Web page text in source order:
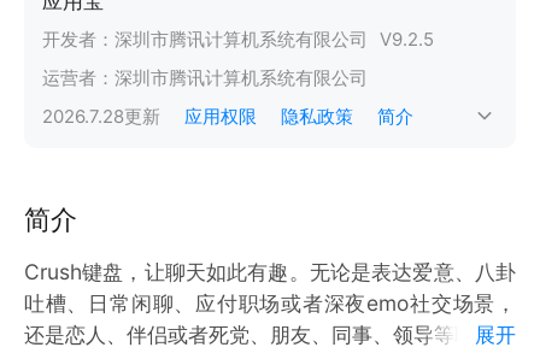
开发者： 深圳市腾讯计算机系统有限公司 V9.2.5
运营者： 深圳市腾讯计算机系统有限公司
2026.7.28更新 应用权限 隐私政策 简介
简介
Crush键盘，让聊天如此有趣。无论是表达爱意、八卦
吐槽、日常闲聊、应付职场或者深夜emo社交场景，
还是恋人、伴侣或者死党、朋友、同事、领导等聊天对
展开